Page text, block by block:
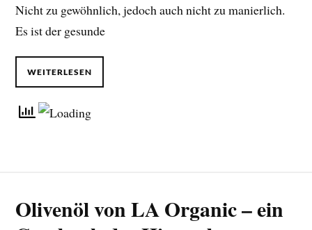
Nicht zu gewöhnlich, jedoch auch nicht zu manierlich.
Es ist der gesunde
WEITERLESEN
Olivenöl von LA Organic – ein